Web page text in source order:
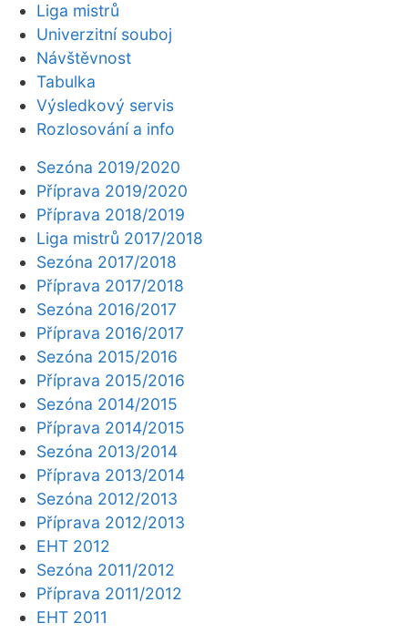
Liga mistrů
Univerzitní souboj
Návštěvnost
Tabulka
Výsledkový servis
Rozlosování a info
Sezóna 2019/2020
Příprava 2019/2020
Příprava 2018/2019
Liga mistrů 2017/2018
Sezóna 2017/2018
Příprava 2017/2018
Sezóna 2016/2017
Příprava 2016/2017
Sezóna 2015/2016
Příprava 2015/2016
Sezóna 2014/2015
Příprava 2014/2015
Sezóna 2013/2014
Příprava 2013/2014
Sezóna 2012/2013
Příprava 2012/2013
EHT 2012
Sezóna 2011/2012
Příprava 2011/2012
EHT 2011